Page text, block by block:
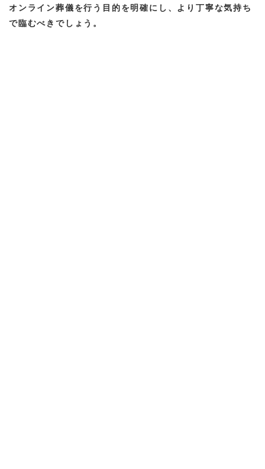
オンライン葬儀を行う目的を明確にし、より丁寧な気持ち
で臨むべきでしょう。